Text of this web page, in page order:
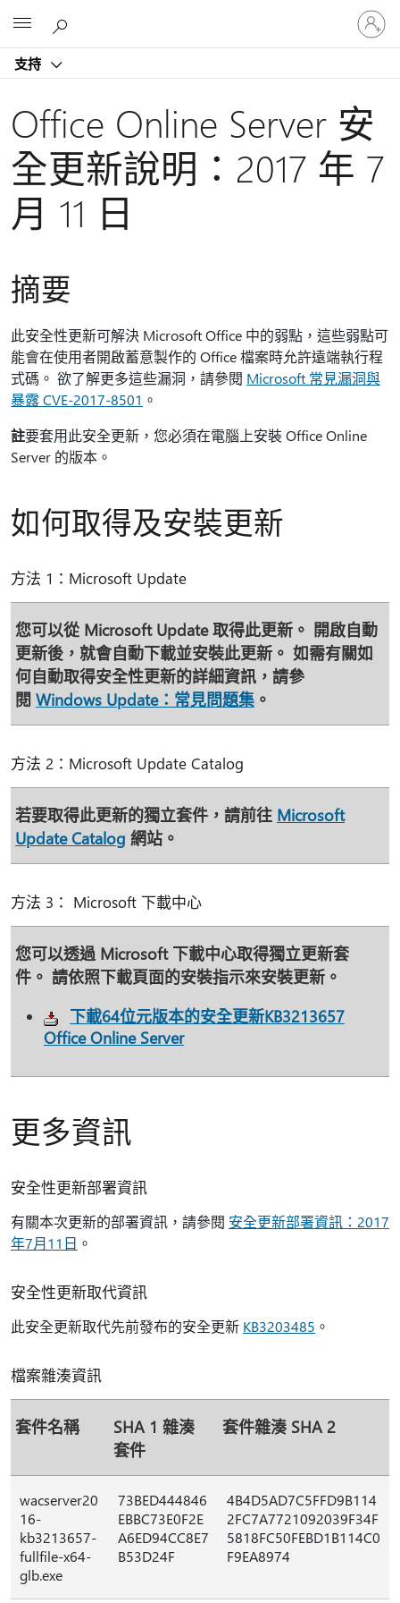
支持
登
入
您
戶
Office Online Server 安
全更新說明：2017 年 7
月 11 日
摘要
此安全性更新可解決 Microsoft Office 中的弱點，這些弱點可
能會在使用者開啟蓄意製作的 Office 檔案時允許遠端執行程
式碼。 欲了解更多這些漏洞，請參閱 Microsoft 常見漏洞與
暴露 CVE-2017-8501 。
註要套用此安全更新，您必須在電腦上安裝 Office Online
Server 的版本。
如何取得及安裝更新
方法 1：Microsoft Update
您可以從 Microsoft Update 取得此更新。 開啟自動
更新後，就會自動下載並安裝此更新。 如需有關如
何自動取得安全性更新的詳細資訊，請參
閱 Windows Update：常見問題集 。
方法 2：Microsoft Update Catalog
若要取得此更新的獨立套件，請前往 Microsoft
Update Catalog 網站。
方法 3： Microsoft 下載中心
您可以透過 Microsoft 下載中心取得獨立更新套
件。 請依照下載頁面的安裝指示來安裝更新。
下載64位元版本的安全更新KB3213657
Office Online Server
更多資訊
安全性更新部署資訊
有關本次更新的部署資訊，請參閱 安全更新部署資訊：2017
年7月11日 。
安全性更新取代資訊
此安全更新取代先前發布的安全更新 KB3203485 。
檔案雜湊資訊
套件名稱
SHA 1 雜湊
套件
套件雜湊 SHA 2
wacserver20
16-
kb3213657-
fullfile-x64-
glb.exe
73BED444846
EBBC73E0F2E
A6ED94CC8E7
B53D24F
4B4D5AD7C5FFD9B114
2FC7A7721092039F34F
5818FC50FEBD1B114C0
F9EA8974